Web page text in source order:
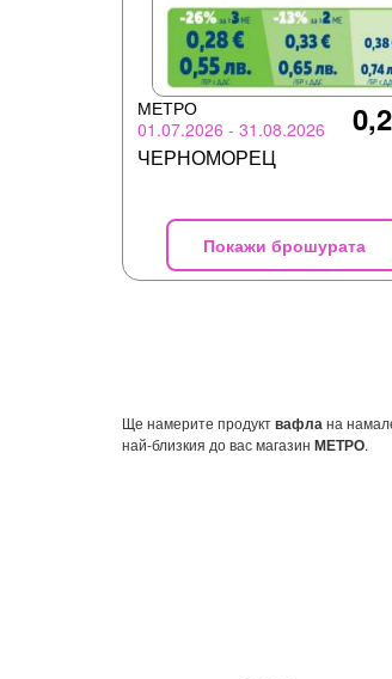
МЕТРО
01.07.2026 - 31.08.2026
ЧЕРНОМОРЕЦ
Покажи брошурата
Ще намерите продуктвафлана
най-близкия до вас магазин МЕТРО.